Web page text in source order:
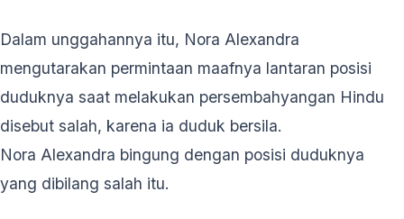
Dalam unggahannya itu, Nora Alexandra
mengutarakan permintaan maafnya lantaran posisi
duduknya saat melakukan persembahyangan Hindu
disebut salah, karena ia duduk bersila.
Nora Alexandra bingung dengan posisi duduknya
yang dibilang salah itu.